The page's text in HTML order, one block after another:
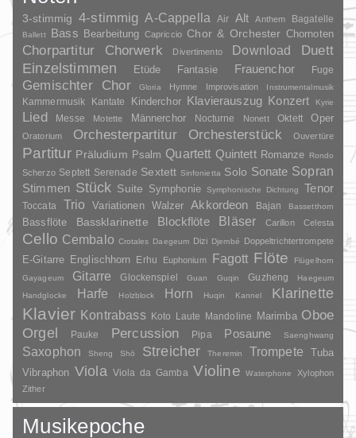
3-stimmig 4-stimmig A-Cappella Air Alt Anthem Bagatelle
Ballett Bass Bearbeitung Capriccio Chor & Orchester Chornoten
Chorpartitur Chorwerk Divertimento Download
Duett
Einzelstimmen
Etüde Fantasie Frauenchor Fuge
Gemischter Chor Gloria Hymne Improvisation Instrumentalmusik
Kammermusik Kantate Kinderchor Klavierauszug Konzert Kyrie
Lied Messe Motette Männerchor Nocturne Nonett Oktett Oper
Oratorium Orchesterpartitur Orchesterstück Ouvertüre
Partitur Präludium Psalm Quartett Quintett Romanze Rondo
Scherzo Septett Serenade Sextett Sinfonietta Solo Sonate Sopran
Stimmen Stück Suite Symphonie Symphonische Dichtung Tenor
Toccata Trio Variationen Walzer Akkordeon Bajan Bassetthorn
Bassflöte Bassklarinette Blockflöte Bläser Carillon Celesta
Cello Cembalo Crotales Daegeum Dizi Djembé Doppeltrichtertrompete
E-Gitarre Englischhorn Erhu Euphonium Fagott Flöte
Flügelhorn
Gayageum
Gitarre Glockenspiel Guan Guqin Guzheng
Haegeum
Handglocke
Harfe Holzblock Horn Huqin Kannel Klarinette
Klavier Kontrabass Koto Laute Mandoline Marimba Oboe
Orgel Pauke Percussion Pipa Posaune Saenghwang
Saxophon Sheng Shō Streicher Theremin Trompete
Tuba
Vibraphon Viola Viola da Gamba Violine Waterphone
Xylophon
Zither
Musikepoche